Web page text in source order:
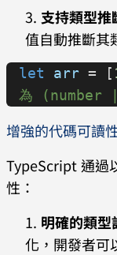
支持類型推
值自動推斷其
let arr = [
為
增強的代碼可讀
TypeScript 通過
性：
明確的類型
化，開發者可